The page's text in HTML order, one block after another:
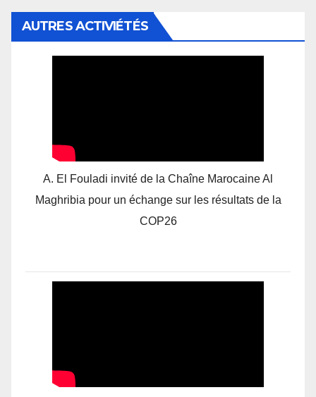
AUTRES ACTIVIÉTÉS
A. El Fouladi invité de la Chaîne Marocaine Al
Maghribia pour un échange sur les résultats de la
COP26